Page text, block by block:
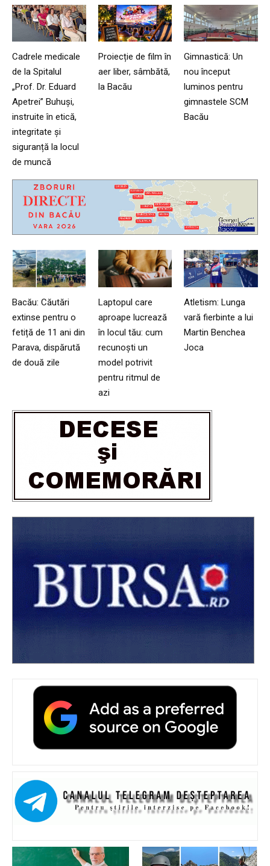
Cadrele medicale
de la Spitalul
„Prof. Dr. Eduard
Apetrei” Buhuși,
instruite în etică,
integritate și
siguranță la locul
de muncă
Proiecție de film în
aer liber, sâmbătă,
la Bacău
Gimnastică: Un
nou început
luminos pentru
gimnastele SCM
Bacău
Bacău: Căutări
extinse pentru o
fetiță de 11 ani din
Parava, dispărută
de două zile
Laptopul care
aproape lucrează
în locul tău: cum
recunoști un
model potrivit
pentru ritmul de
azi
Atletism: Lunga
vară fierbinte a lui
Martin Benchea
Joca